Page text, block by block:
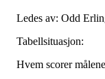
Ledes av: Odd
Tabellsituasjon:
Hvem scorer